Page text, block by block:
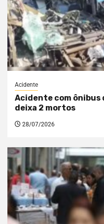
Acidente
Acidente com ônibus
deixa 2 mortos
28/07/2026